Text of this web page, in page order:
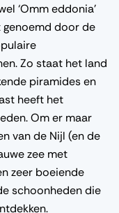
‘Omm eddonia’
genoemd door de
Zo staat het land
piramides en
heeft het
Om er maar
van de Nijl (en de
zee met
zeer boeiende
schoonheden die